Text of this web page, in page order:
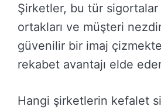
Şirketler, bu tür
ortakları ve müşteri
güvenilir bir imaj
rekabet avantajı elde
Hangi şirketlerin kefalet